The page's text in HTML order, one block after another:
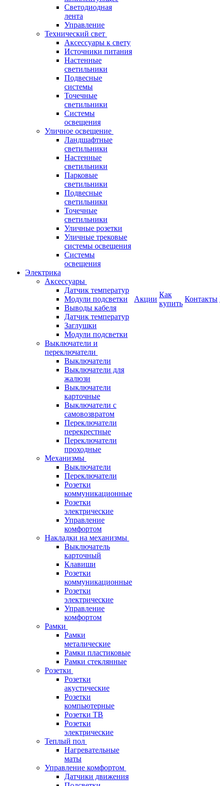
Светодиодная
лента
Управление
Технический свет
Аксессуары к свету
Источники питания
Настенные
светильники
Подвесные
системы
Точечные
светильники
Системы
освещения
Уличное освещение
Ландшафтные
светильники
Настенные
светильники
Парковые
светильники
Подвесные
светильники
Точечные
светильники
Уличные розетки
Уличные трековые
системы освещения
Системы
освещения
Электрика
Аксессуары
Датчик температур
Модули подсветки
Выводы кабеля
Датчик температур
Заглушки
Модули подсветки
Выключатели и
переключатели
Выключатели
Выключатели для
жалюзи
Выключатели
карточные
Выключатели с
самовозвратом
Переключатели
перекрестные
Переключатели
проходные
Механизмы
Выключатели
Переключатели
Розетки
коммуникационные
Розетки
электрические
Управление
комфортом
Накладки на механизмы
Выключатель
карточный
Клавиши
Розетки
коммуникационные
Розетки
электрические
Управление
комфортом
Рамки
Рамки
металические
Рамки пластиковые
Рамки стеклянные
Розетки
Розетки
акустические
Розетки
компьютерные
Розетки ТВ
Розетки
электрические
Теплый пол
Нагревательные
маты
Управление комфортом
Датчики движения
Акции
Как
купить
Контакты